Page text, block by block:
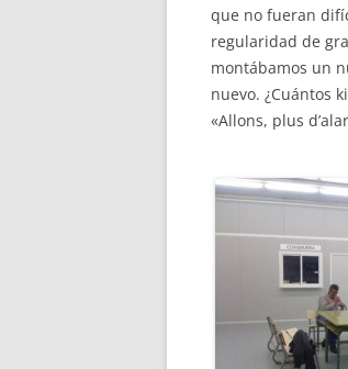
que no fueran
regularidad de
montábamos un
nuevo. ¿Cuántos
«Allons, plus